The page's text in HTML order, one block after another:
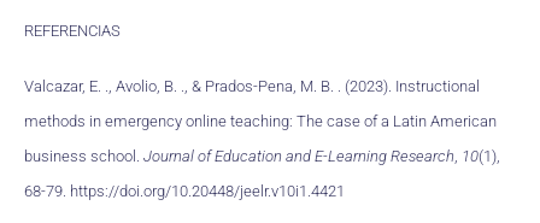
REFERENCIAS
Valcazar, E. ., Avolio, B. ., & Prados-Pena, M. B. . (2023). Instructional
methods in emergency online teaching: The case of a Latin American
business school. Journal of Education and E-Learning Research, 10(1),
68-79. https://doi.org/10.20448/jeelr.v10i1.4421